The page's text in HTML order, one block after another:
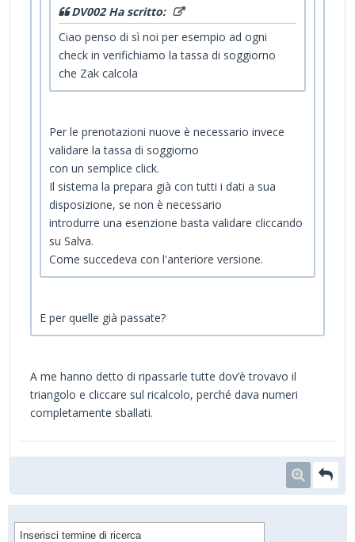
DV002 Ha scritto:
Ciao penso di sì noi per esempio ad ogni
check in verifichiamo la tassa di soggiorno
che Zak calcola
Per le prenotazioni nuove è necessario invece
validare la tassa di soggiorno
con un semplice click.
Il sistema la prepara già con tutti i dati a sua
disposizione, se non è necessario
introdurre una esenzione basta validare cliccando
su Salva.
Come succedeva con l'anteriore versione.
E per quelle già passate?
A me hanno detto di ripassarle tutte dov’è trovavo il
triangolo e cliccare sul ricalcolo, perché dava numeri
completamente sballati.